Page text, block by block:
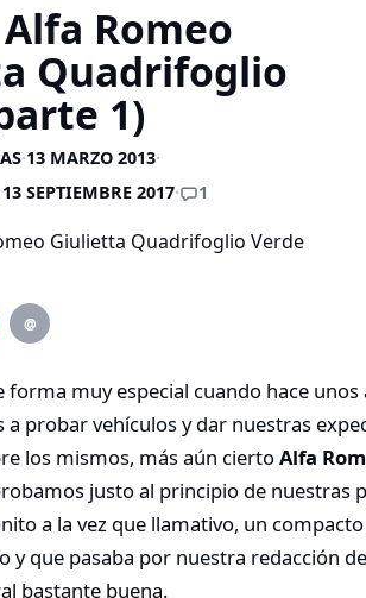
Romeo
Quadrifoglio
1)
·13 MARZO 2013·
SEPTIEMBRE 2017· 1
@
forma muy especial cuando hace
probar vehículos y dar nuestras
los mismos, más aún ciertoAlfa
justo al principio de nuestras
a la vez que llamativo, un
y que pasaba por nuestra redacción
bastante buena.